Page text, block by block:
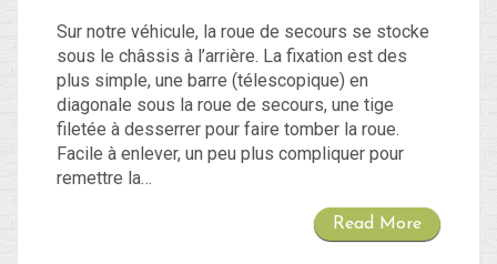
Sur notre véhicule, la roue de secours se stocke
sous le châssis à l’arrière. La fixation est des
plus simple, une barre (télescopique) en
diagonale sous la roue de secours, une tige
filetée à desserrer pour faire tomber la roue.
Facile à enlever, un peu plus compliquer pour
remettre la…
Read More